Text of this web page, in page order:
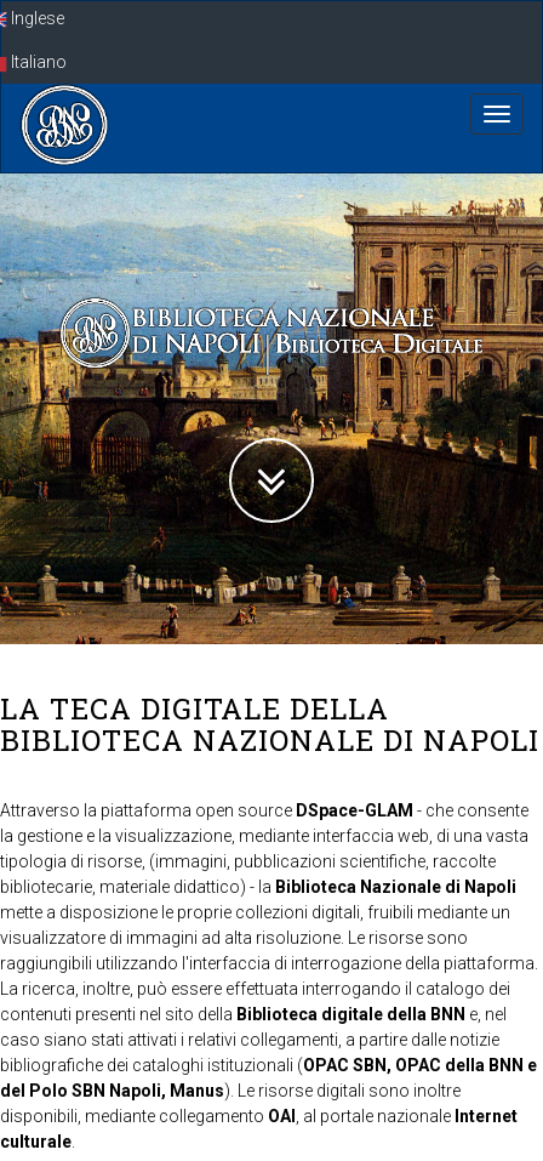
SkipInglese
Italiano
LA TECA DIGITALE DELLA
BIBLIOTECA NAZIONALE DI NAPOLI
Attraverso la piattaforma open source DSpace-GLAM - che consente
la gestione e la visualizzazione, mediante interfaccia web, di una vasta
tipologia di risorse, (immagini, pubblicazioni scientifiche, raccolte
bibliotecarie, materiale didattico) - la Biblioteca Nazionale di Napoli
mette a disposizione le proprie collezioni digitali, fruibili mediante un
visualizzatore di immagini ad alta risoluzione. Le risorse sono
raggiungibili utilizzando l'interfaccia di interrogazione della piattaforma.
La ricerca, inoltre, può essere effettuata interrogando il catalogo dei
contenuti presenti nel sito della Biblioteca digitale della BNN e, nel
caso siano stati attivati i relativi collegamenti, a partire dalle notizie
bibliografiche dei cataloghi istituzionali (OPAC SBN, OPAC della BNN e
del Polo SBN Napoli, Manus). Le risorse digitali sono inoltre
disponibili, mediante collegamento OAI , al portale nazionale Internet
culturale